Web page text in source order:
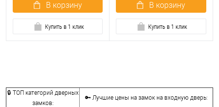
В корзину
Купить в 1 клик
В корзину
Купить в 1 клик
🔒 ТОП категорий дверных
замков:
🔑 Лучшие цены на замок на входную дверь: